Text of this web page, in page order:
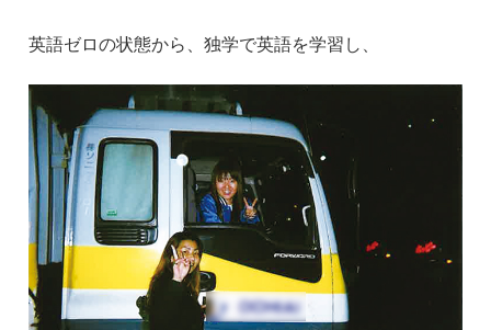
英語ゼロの状態から、独学で英語を学習し、